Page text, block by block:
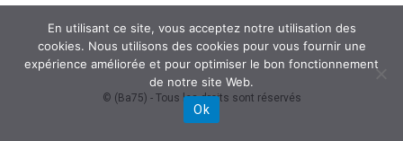
© (Ba75) - Tous les droits sont réservés
En utilisant ce site, vous acceptez notre utilisation des
cookies. Nous utilisons des cookies pour vous fournir une
expérience améliorée et pour optimiser le bon fonctionnement
de notre site Web.
Ok